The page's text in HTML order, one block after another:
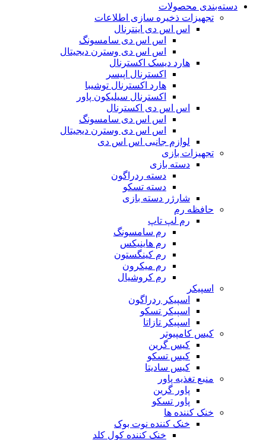
دسته‌بندی محصولات
تجهیزات ذخیره سازی اطلاعات
اس اس دی اینترنال
اس اس دی سامسونگ
اس اس دی وسترن دیجیتال
هارد دیسک اکسترنال
اکسترنال اپیسر
هارد اکسترنال توشیبا
اکسترنال سیلیکون پاور
اس اس دی اکسترنال
اس اس دی سامسونگ
اس اس دی وسترن دیجیتال
لوازم جانبی اس اس دی
تجهیزات بازی
دسته بازی
دسته ردراگون
دسته تسکو
شارژر دسته بازی
حافظه رم
رم لپ تاپ
رم سامسونگ
رم هاینیکس
رم کینگستون
رم میکرون
رم کروشیال
اسپیکر
اسپیکر ردراگون
اسپیکر تسکو
اسپیکر تازاتا
کیس کامپیوتر
کیس گرین
کیس تسکو
کیس سادیتا
منبع تغذیه‌ پاور
پاور گرین
پاور تسکو
خنک کننده ها
خنک کننده نوت بوک
خنک کننده کول کلد